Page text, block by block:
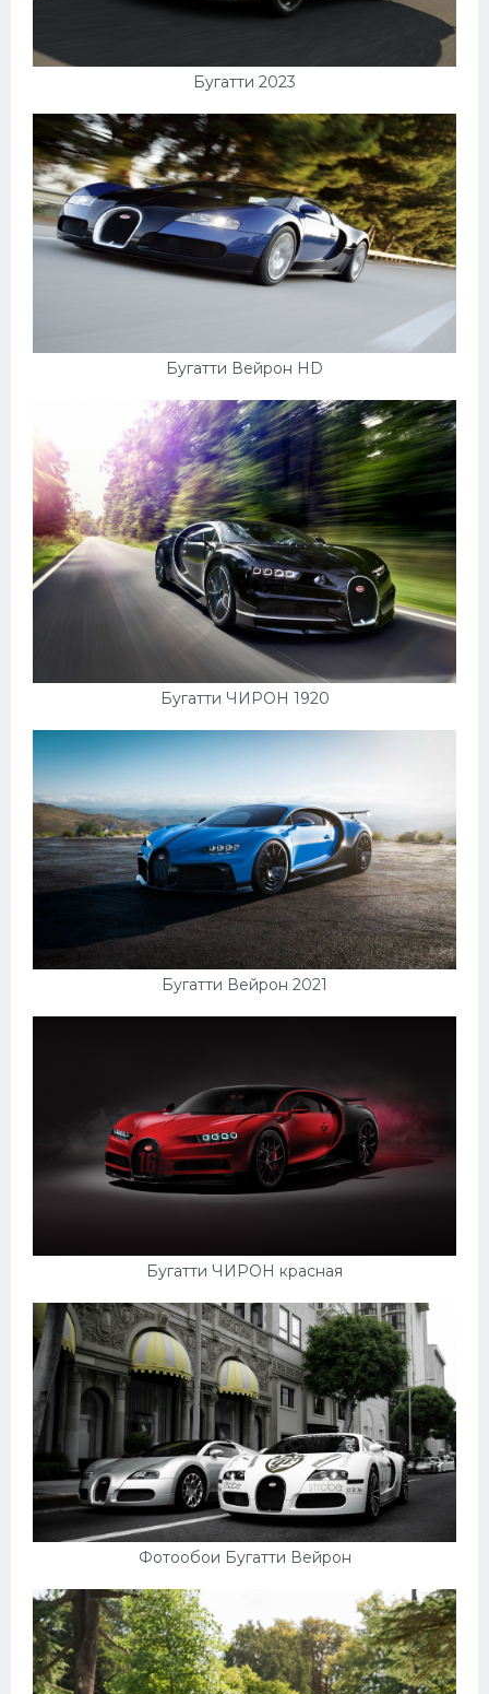
Бугатти 2023
Бугатти Вейрон HD
Бугатти ЧИРОН 1920
Бугатти Вейрон 2021
Бугатти ЧИРОН красная
Фотообои Бугатти Вейрон